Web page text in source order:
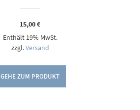
15,00€
Enthält 19% MwSt.
zzgl.Versand
GEHE ZUM PRODUKT